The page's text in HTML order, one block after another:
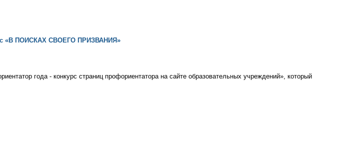
«В ПОИСКАХ СВОЕГО ПРИЗВАНИЯ»
года - конкурс страниц профориентатора на сайте образовательных учреждений», который